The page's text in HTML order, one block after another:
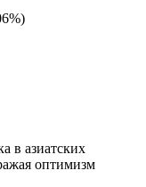
в азиатских
оптимизм